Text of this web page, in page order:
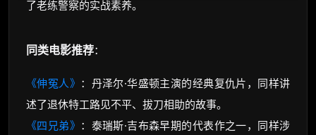
了老练警察的实战素养。
同类电影推荐：
《伸冤人》 ：丹泽尔·华盛顿主演的经典复仇片，同样讲
述了退休特工路见不平、拔刀相助的故事。
《四兄弟》 ：泰瑞斯·吉布森早期的代表作之一，同样涉